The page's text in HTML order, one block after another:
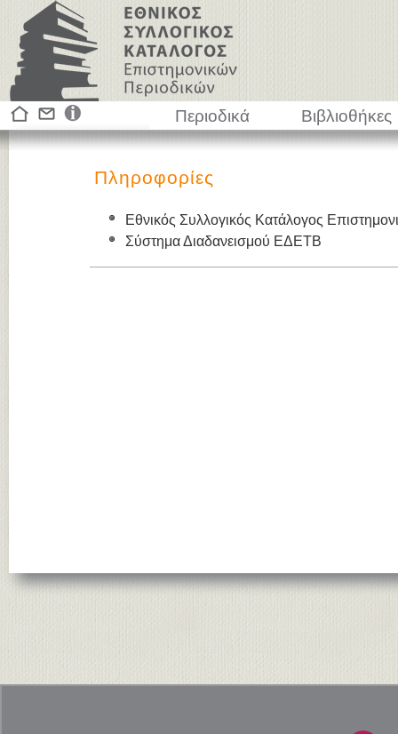
Περιοδικά Βιβλιοθήκες
Πληροφορίες
Εθνικός Συλλογικός Κατάλογος
Σύστημα Διαδανεισμού ΕΔΕΤΒ